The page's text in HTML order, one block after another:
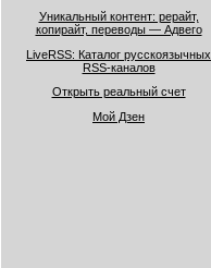
Уникальный контент: рерайт,
копирайт, переводы — Адвего
LiveRSS: Каталог русскоязычных
RSS-каналов
Открыть реальный счет
Мой Дзен